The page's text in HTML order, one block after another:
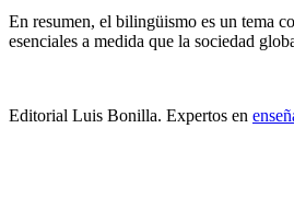
En resumen, el bilingüismo es un tema
esenciales a medida que la sociedad
Editorial Luis Bonilla. Expertos en